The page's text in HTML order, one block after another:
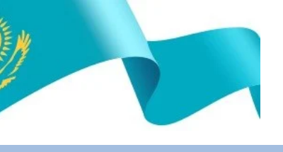
(2271)
08.08.2026